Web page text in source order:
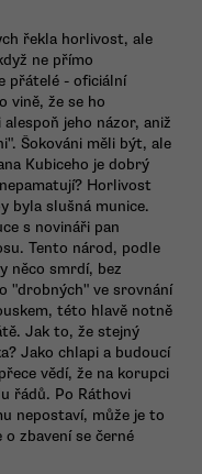
řekla horlivost, ale
ne přímo
přátelé - oficiální
vině, že se ho
jeho názor, aniž
Šokováni měli být, ale
Kubiceho je dobrý
Horlivost
byla slušná munice.
s novináři pan
Tento národ, podle
něco smrdí, bez
"drobných" ve srovnání
této hlavě notně
Jak to, že stejný
Jako chlapi a budoucí
vědí, že na korupci
řádů. Po Ráthovi
nepostaví, může je to
zbavení se černé